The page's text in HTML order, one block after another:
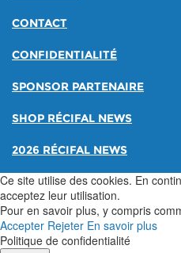
CONTACT
CONFIDENTIALITÉ
SPONSOR PARTENAIRE
SHOP RÉCIFAL NEWS
2026 RÉCIFAL NEWS
Ce site utilise des cookies. En
acceptez leur utilisation.
Pour en savoir plus, y compris
Accepter Rejeter En savoir plus
Politique de confidentialité